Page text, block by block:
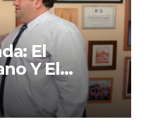
El
Y El
Repiten
De